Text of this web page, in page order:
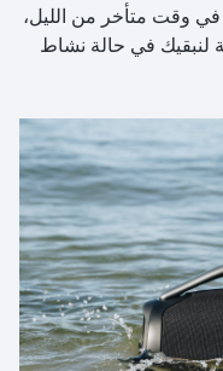
في وقت متأخر من الليل،
بطارية يصل إلى 24 ساعة لنبقيك في حالة نشاط